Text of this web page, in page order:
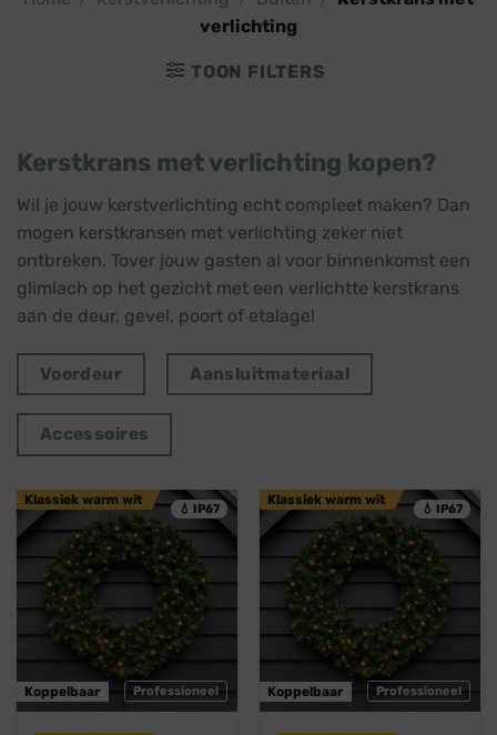
verlichting
TOON FILTERS
Kerstkrans met verlichting kopen?
Wil je jouw kerstverlichting echt compleet maken? Dan
mogen kerstkransen met verlichting zeker niet
ontbreken. Tover jouw gasten al voor binnenkomst een
glimlach op het gezicht met een verlichtte kerstkrans
aan de deur, gevel, poort of etalage!
Voordeur Aansluitmateriaal
Accessoires
💧 IP67
Professioneel
Klassiek warm wit
Koppelbaar
💧 IP67
Professioneel
Klassiek warm wit
Koppelbaar